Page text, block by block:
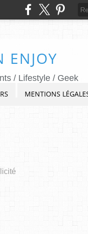
ENJOY
/ Lifestyle / Geek
MENTIONS